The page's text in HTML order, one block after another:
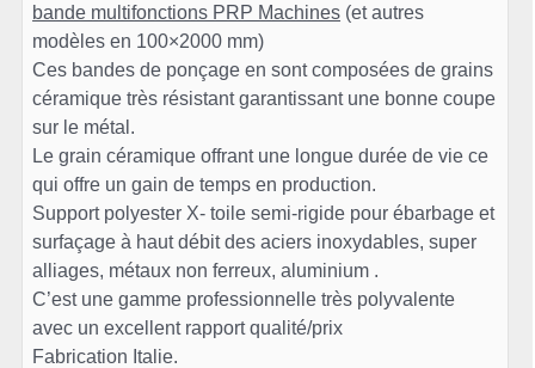
bande multifonctions PRP Machines (et autres
modèles en 100×2000 mm)
Ces bandes de ponçage en sont composées de grains
céramique très résistant garantissant une bonne coupe
sur le métal.
Le grain céramique offrant une longue durée de vie ce
qui offre un gain de temps en production.
Support polyester X- toile semi-rigide pour ébarbage et
surfaçage à haut débit des aciers inoxydables, super
alliages, métaux non ferreux, aluminium .
C’est une gamme professionnelle très polyvalente
avec un excellent rapport qualité/prix
Fabrication Italie.